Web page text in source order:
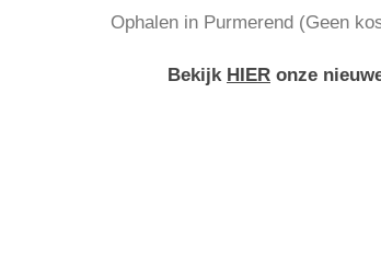
Ophalen in Purmerend (Geen
Bekijk HIER onze